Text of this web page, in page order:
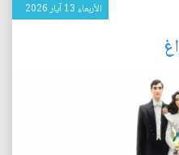
الأربعاء 13 آيار 2026